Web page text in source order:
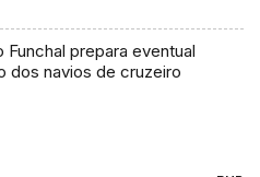
Funchal prepara eventual
dos navios de cruzeiro